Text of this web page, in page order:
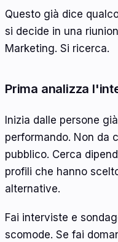
Questo già dice
si decide in una
Marketing. Si ricerca.
Prima analizza
Inizia dalle persone
performando. Non da
pubblico. Cerca
profili che hanno
alternative.
Fai interviste e
scomode. Se fai